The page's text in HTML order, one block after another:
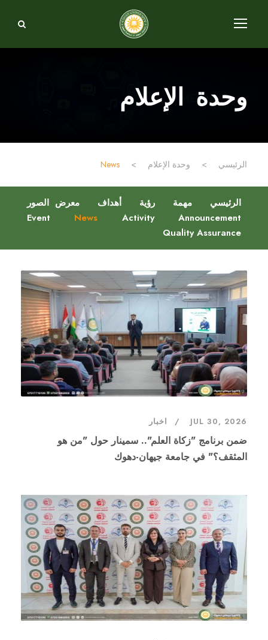
وحدة الإعلام
الرئيسي > وحدة الإعلام >
News
الرئيسي مهمة رؤية أهداف
معرض الصور
Event
News Activity
Announcement
Quality Assurance
JUL 30, 2026 اخبار
ضمن برنامج "زكاة العلم".. سمينار حول "من هو
المثقف؟" في جامعة جيهان-دهوك